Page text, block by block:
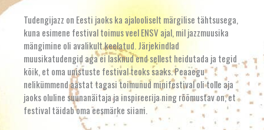
Tudengijazz on Eesti jaoks ka ajalooliselt märgilise tähtsusega,
kuna esimene festival toimus veel ENSV ajal, mil jazzmuusika
mängimine oli avalikult keelatud. Järjekindlad
muusikatudengid aga ei lasknud end sellest heidutada ja tegid
kõik, et oma unistuste festival teoks saaks. Peaaegu
nelikümmend aastat tagasi toimunud minifestival oli tolle aja
jaoks oluline suunanäitaja ja inspireerija ning rõõmustav on, et
festival täidab oma eesmärke siiani.